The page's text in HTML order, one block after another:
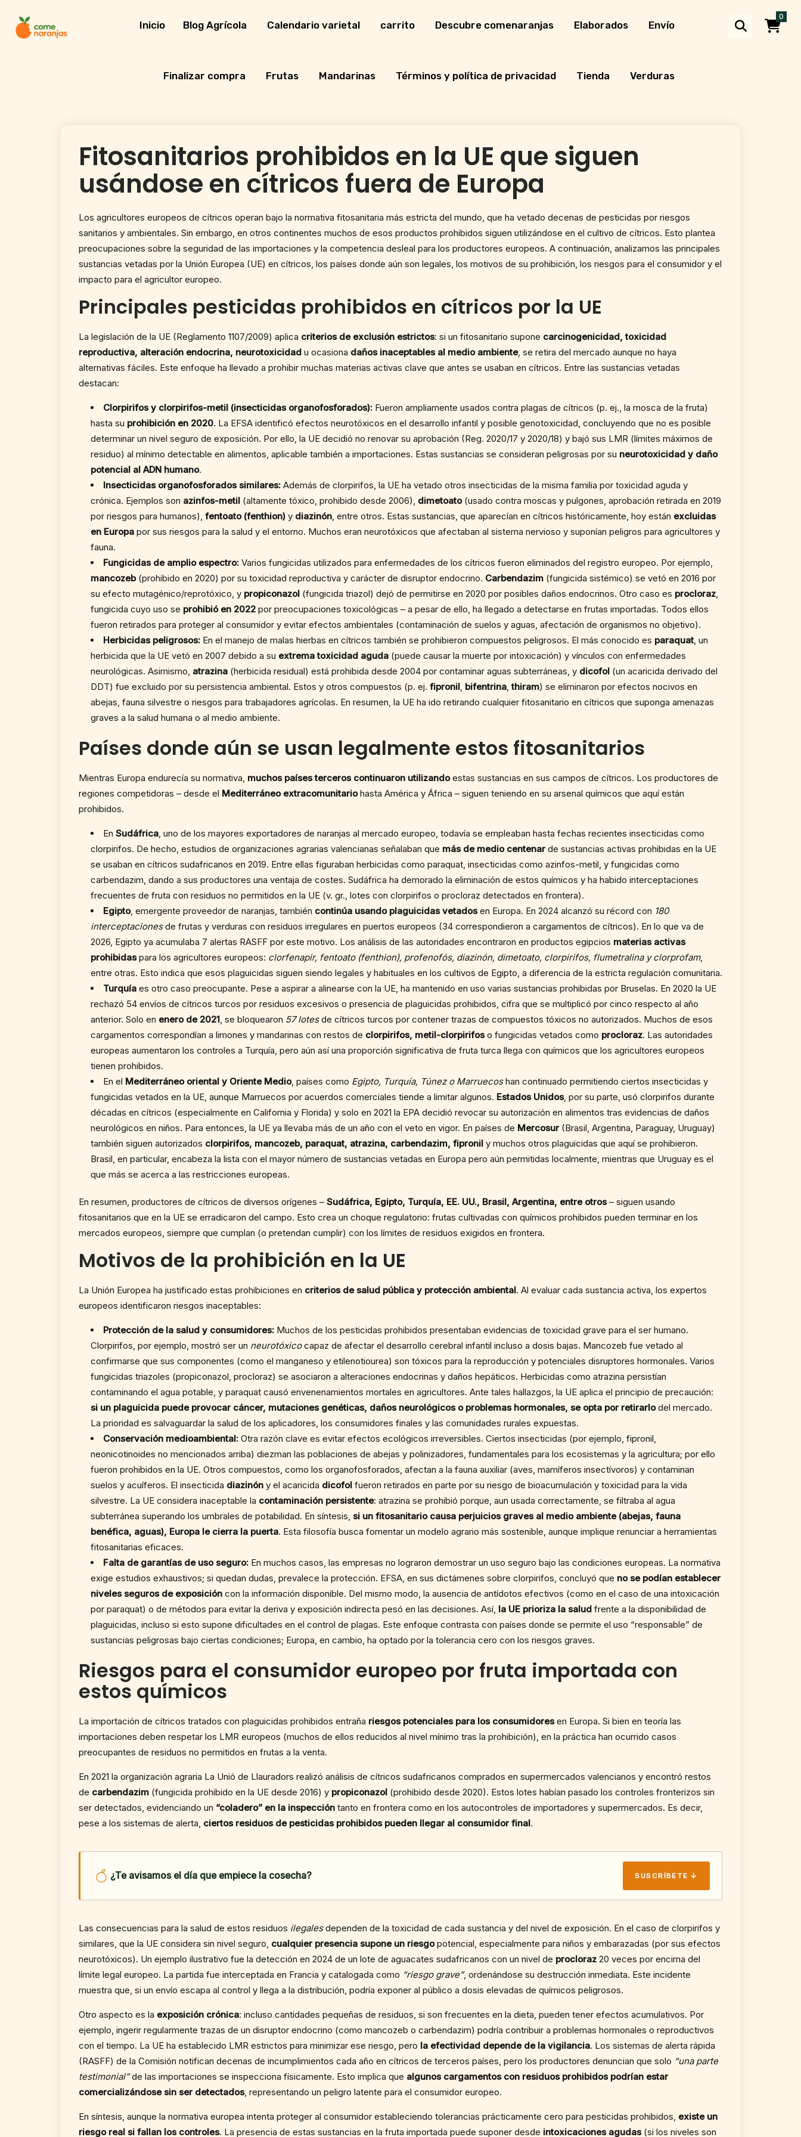
content
Inicio Blog Agrícola Calendario varietal carrito Descubre comenaranjas Elaborados Envío
Finalizar compra Frutas Mandarinas Términos y política de privacidad Tienda Verduras
0
Fitosanitarios prohibidos en la UE que siguen
usándose en cítricos fuera de Europa
Los agricultores europeos de cítricos operan bajo la normativa fitosanitaria más estricta del mundo, que ha vetado decenas de pesticidas por riesgos
sanitarios y ambientales. Sin embargo, en otros continentes muchos de esos productos prohibidos siguen utilizándose en el cultivo de cítricos. Esto plantea
preocupaciones sobre la seguridad de las importaciones y la competencia desleal para los productores europeos. A continuación, analizamos las principales
sustancias vetadas por la Unión Europea (UE) en cítricos, los países donde aún son legales, los motivos de su prohibición, los riesgos para el consumidor y el
impacto para el agricultor europeo.
Principales pesticidas prohibidos en cítricos por la UE
La legislación de la UE (Reglamento 1107/2009) aplica criterios de exclusión estrictos: si un fitosanitario supone carcinogenicidad, toxicidad
reproductiva, alteración endocrina, neurotoxicidad u ocasiona daños inaceptables al medio ambiente, se retira del mercado aunque no haya
alternativas fáciles. Este enfoque ha llevado a prohibir muchas materias activas clave que antes se usaban en cítricos. Entre las sustancias vetadas
destacan:
Clorpirifos y clorpirifos-metil (insecticidas organofosforados): Fueron ampliamente usados contra plagas de cítricos (p. ej., la mosca de la fruta)
hasta su prohibición en 2020. La EFSA identificó efectos neurotóxicos en el desarrollo infantil y posible genotoxicidad, concluyendo que no es posible
determinar un nivel seguro de exposición. Por ello, la UE decidió no renovar su aprobación (Reg. 2020/17 y 2020/18) y bajó sus LMR (límites máximos de
residuo) al mínimo detectable en alimentos, aplicable también a importaciones. Estas sustancias se consideran peligrosas por su neurotoxicidad y daño
potencial al ADN humano.
Insecticidas organofosforados similares: Además de clorpirifos, la UE ha vetado otros insecticidas de la misma familia por toxicidad aguda y
crónica. Ejemplos son azinfos-metil (altamente tóxico, prohibido desde 2006), dimetoato(usado contra moscas y pulgones, aprobación retirada en 2019
por riesgos para humanos), fentoato (fenthion) y diazinón, entre otros. Estas sustancias, que aparecían en cítricos históricamente, hoy están excluidas
en Europa por sus riesgos para la salud y el entorno. Muchos eran neurotóxicos que afectaban al sistema nervioso y suponían peligros para agricultores y
fauna.
Fungicidas de amplio espectro: Varios fungicidas utilizados para enfermedades de los cítricos fueron eliminados del registro europeo. Por ejemplo,
mancozeb(prohibido en 2020) por su toxicidad reproductiva y carácter de disruptor endocrino. Carbendazim (fungicida sistémico) se vetó en 2016 por
su efecto mutagénico/reprotóxico, y propiconazol (fungicida triazol) dejó de permitirse en 2020 por posibles daños endocrinos. Otro caso es procloraz,
fungicida cuyo uso se prohibió en 2022 por preocupaciones toxicológicas – a pesar de ello, ha llegado a detectarse en frutas importadas. Todos ellos
fueron retirados para proteger al consumidor y evitar efectos ambientales (contaminación de suelos y aguas, afectación de organismos no objetivo).
Herbicidas peligrosos: En el manejo de malas hierbas en cítricos también se prohibieron compuestos peligrosos. El más conocido es paraquat, un
herbicida que la UE vetó en 2007 debido a su extrema toxicidad aguda (puede causar la muerte por intoxicación) y vínculos con enfermedades
neurológicas. Asimismo, atrazina (herbicida residual) está prohibida desde 2004 por contaminar aguas subterráneas, y dicofol (un acaricida derivado del
DDT) fue excluido por su persistencia ambiental. Estos y otros compuestos (p. ej. fipronil, bifentrina,thiram) se eliminaron por efectos nocivos en
abejas, fauna silvestre o riesgos para trabajadores agrícolas. En resumen, la UE ha ido retirando cualquier fitosanitario en cítricos que suponga amenazas
graves a la salud humana o al medio ambiente.
Países donde aún se usan legalmente estos fitosanitarios
Mientras Europa endurecía su normativa, muchos países terceros continuaron utilizandoestas sustancias en sus campos de cítricos. Los productores de
regiones competidoras – desde el Mediterráneo extracomunitariohasta América y África – siguen teniendo en su arsenal químicos que aquí están
prohibidos.
En Sudáfrica, uno de los mayores exportadores de naranjas al mercado europeo, todavía se empleaban hasta fechas recientes insecticidas como
clorpirifos. De hecho, estudios de organizaciones agrarias valencianas señalaban que más de medio centenar de sustancias activas prohibidas en la UE
se usaban en cítricos sudafricanos en 2019. Entre ellas figuraban herbicidas como paraquat, insecticidas como azinfos-metil, y fungicidas como
carbendazim, dando a sus productores una ventaja de costes. Sudáfrica ha demorado la eliminación de estos químicos y ha habido interceptaciones
frecuentes de fruta con residuos no permitidos en la UE (v. gr., lotes con clorpirifos o procloraz detectados en frontera).
Egipto, emergente proveedor de naranjas, también continúa usando plaguicidas vetadosen Europa. En 2024 alcanzó su récord con 180
interceptacionesde frutas y verduras con residuos irregulares en puertos europeos (34 correspondieron a cargamentos de cítricos). En lo que va de
2026, Egipto ya acumulaba 7 alertas RASFF por este motivo. Los análisis de las autoridades encontraron en productos egipcios materias activas
prohibidaspara los agricultores europeos: clorfenapir, fentoato (fenthion), profenofós, diazinón, dimetoato, clorpirifos, flumetralina y clorprofam,
entre otras. Esto indica que esos plaguicidas siguen siendo legales y habituales en los cultivos de Egipto, a diferencia de la estricta regulación comunitaria.
Turquía es otro caso preocupante. Pese a aspirar a alinearse con la UE, ha mantenido en uso varias sustancias prohibidas por Bruselas. En 2020 la UE
rechazó 54 envíos de cítricos turcos por residuos excesivos o presencia de plaguicidas prohibidos, cifra que se multiplicó por cinco respecto al año
anterior. Solo en enero de 2021, se bloquearon 57 lotesde cítricos turcos por contener trazas de compuestos tóxicos no autorizados. Muchos de esos
cargamentos correspondían a limones y mandarinas con restos de clorpirifos, metil-clorpirifoso fungicidas vetados como procloraz. Las autoridades
europeas aumentaron los controles a Turquía, pero aún así una proporción significativa de fruta turca llega con químicos que los agricultores europeos
tienen prohibidos.
En el Mediterráneo oriental y Oriente Medio, países como Egipto, Turquía, Túnez o Marruecoshan continuado permitiendo ciertos insecticidas y
fungicidas vetados en la UE, aunque Marruecos por acuerdos comerciales tiende a limitar algunos. Estados Unidos, por su parte, usó clorpirifos durante
décadas en cítricos (especialmente en California y Florida) y solo en 2021 la EPA decidió revocar su autorización en alimentos tras evidencias de daños
neurológicos en niños. Para entonces, la UE ya llevaba más de un año con el veto en vigor. En países de Mercosur (Brasil, Argentina, Paraguay, Uruguay)
también siguen autorizados clorpirifos, mancozeb, paraquat, atrazina, carbendazim, fipronil y muchos otros plaguicidas que aquí se prohibieron.
Brasil, en particular, encabeza la lista con el mayor número de sustancias vetadas en Europa pero aún permitidas localmente, mientras que Uruguay es el
que más se acerca a las restricciones europeas.
En resumen, productores de cítricos de diversos orígenes – Sudáfrica, Egipto, Turquía, EE. UU., Brasil, Argentina, entre otros– siguen usando
fitosanitarios que en la UE se erradicaron del campo. Esto crea un choque regulatorio: frutas cultivadas con químicos prohibidos pueden terminar en los
mercados europeos, siempre que cumplan (o pretendan cumplir) con los límites de residuos exigidos en frontera.
Motivos de la prohibición en la UE
La Unión Europea ha justificado estas prohibiciones en criterios de salud pública y protección ambiental. Al evaluar cada sustancia activa, los expertos
europeos identificaron riesgos inaceptables:
Protección de la salud y consumidores: Muchos de los pesticidas prohibidos presentaban evidencias de toxicidad grave para el ser humano.
Clorpirifos, por ejemplo, mostró ser un neurotóxicocapaz de afectar el desarrollo cerebral infantil incluso a dosis bajas. Mancozeb fue vetado al
confirmarse que sus componentes (como el manganeso y etilenotiourea) son tóxicos para la reproducción y potenciales disruptores hormonales. Varios
fungicidas triazoles (propiconazol, procloraz) se asociaron a alteraciones endocrinas y daños hepáticos. Herbicidas como atrazina persistían
contaminando el agua potable, y paraquat causó envenenamientos mortales en agricultores. Ante tales hallazgos, la UE aplica el principio de precaución:
si un plaguicida puede provocar cáncer, mutaciones genéticas, daños neurológicos o problemas hormonales, se opta por retirarlodel mercado.
La prioridad es salvaguardar la salud de los aplicadores, los consumidores finales y las comunidades rurales expuestas.
Conservación medioambiental: Otra razón clave es evitar efectos ecológicos irreversibles. Ciertos insecticidas (por ejemplo, fipronil,
neonicotinoides no mencionados arriba) diezman las poblaciones de abejas y polinizadores, fundamentales para los ecosistemas y la agricultura; por ello
fueron prohibidos en la UE. Otros compuestos, como los organofosforados, afectan a la fauna auxiliar (aves, mamíferos insectívoros) y contaminan
suelos y acuíferos. El insecticida diazinón y el acaricida dicofol fueron retirados en parte por su riesgo de bioacumulación y toxicidad para la vida
silvestre. La UE considera inaceptable la contaminación persistente: atrazina se prohibió porque, aun usada correctamente, se filtraba al agua
subterránea superando los umbrales de potabilidad. En síntesis, si un fitosanitario causa perjuicios graves al medio ambiente (abejas, fauna
benéfica, aguas), Europa le cierra la puerta. Esta filosofía busca fomentar un modelo agrario más sostenible, aunque implique renunciar a herramientas
fitosanitarias eficaces.
Falta de garantías de uso seguro: En muchos casos, las empresas no lograron demostrar un uso seguro bajo las condiciones europeas. La normativa
exige estudios exhaustivos; si quedan dudas, prevalece la protección. EFSA, en sus dictámenes sobre clorpirifos, concluyó que no se podían establecer
niveles seguros de exposición con la información disponible. Del mismo modo, la ausencia de antídotos efectivos (como en el caso de una intoxicación
por paraquat) o de métodos para evitar la deriva y exposición indirecta pesó en las decisiones. Así, la UE prioriza la salud frente a la disponibilidad de
plaguicidas, incluso si esto supone dificultades en el control de plagas. Este enfoque contrasta con países donde se permite el uso “responsable” de
sustancias peligrosas bajo ciertas condiciones; Europa, en cambio, ha optado por la tolerancia cero con los riesgos graves.
Riesgos para el consumidor europeo por fruta importada con
estos químicos
La importación de cítricos tratados con plaguicidas prohibidos entraña riesgos potenciales para los consumidoresen Europa. Si bien en teoría las
importaciones deben respetar los LMR europeos (muchos de ellos reducidos al nivel mínimo tras la prohibición), en la práctica han ocurrido casos
preocupantes de residuos no permitidos en frutas a la venta.
En 2021 la organización agraria La Unió de Llauradors realizó análisis de cítricos sudafricanos comprados en supermercados valencianos y encontró restos
de carbendazim (fungicida prohibido en la UE desde 2016) y propiconazol (prohibido desde 2020). Estos lotes habían pasado los controles fronterizos sin
ser detectados, evidenciando un “coladero” en la inspección tanto en frontera como en los autocontroles de importadores y supermercados. Es decir,
pese a los sistemas de alerta, ciertos residuos de pesticidas prohibidos pueden llegar al consumidor final.
¿Te avisamos el día que empiece la cosecha? SUSCRÍBETE ↓
Las consecuencias para la salud de estos residuos ilegalesdependen de la toxicidad de cada sustancia y del nivel de exposición. En el caso de clorpirifos y
similares, que la UE considera sin nivel seguro, cualquier presencia supone un riesgopotencial, especialmente para niños y embarazadas (por sus efectos
neurotóxicos). Un ejemplo ilustrativo fue la detección en 2024 de un lote de aguacates sudafricanos con un nivel de procloraz 20 veces por encima del
límite legal europeo. La partida fue interceptada en Francia y catalogada como “riesgo grave”, ordenándose su destrucción inmediata. Este incidente
muestra que, si un envío escapa al control y llega a la distribución, podría exponer al público a dosis elevadas de químicos peligrosos.
Otro aspecto es la exposición crónica: incluso cantidades pequeñas de residuos, si son frecuentes en la dieta, pueden tener efectos acumulativos. Por
ejemplo, ingerir regularmente trazas de un disruptor endocrino (como mancozeb o carbendazim) podría contribuir a problemas hormonales o reproductivos
con el tiempo. La UE ha establecido LMR estrictos para minimizar ese riesgo, pero la efectividad depende de la vigilancia. Los sistemas de alerta rápida
(RASFF) de la Comisión notifican decenas de incumplimientos cada año en cítricos de terceros países, pero los productores denuncian que solo “una parte
testimonial”de las importaciones se inspecciona físicamente. Esto implica que algunos cargamentos con residuos prohibidos podrían estar
comercializándose sin ser detectados, representando un peligro latente para el consumidor europeo.
En síntesis, aunque la normativa europea intenta proteger al consumidor estableciendo tolerancias prácticamente cero para pesticidas prohibidos, existe un
riesgo real si fallan los controles. La presencia de estas sustancias en la fruta importada puede suponer desde intoxicaciones agudas(si los niveles son